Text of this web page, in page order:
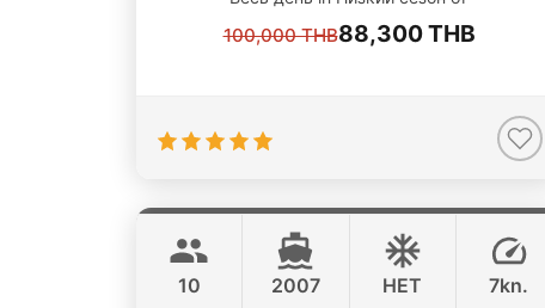
100,000 THB88,300 THB
CUSTOM BUILD 37FT
10 2007 НЕТ 7kn.